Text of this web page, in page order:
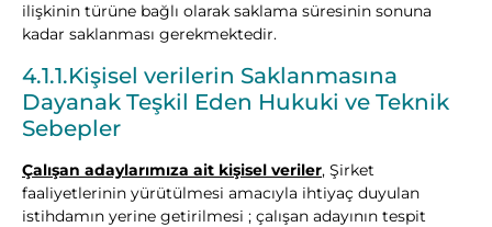
ilişkinin türüne bağlı olarak saklama süresinin sonuna
kadar saklanması gerekmektedir.
4.1.1.Kişisel verilerin Saklanmasına
Dayanak Teşkil Eden Hukuki ve Teknik
Sebepler
Çalışan adaylarımıza ait kişisel veriler, Şirket
faaliyetlerinin yürütülmesi amacıyla ihtiyaç duyulan
istihdamın yerine getirilmesi ; çalışan adayının tespit